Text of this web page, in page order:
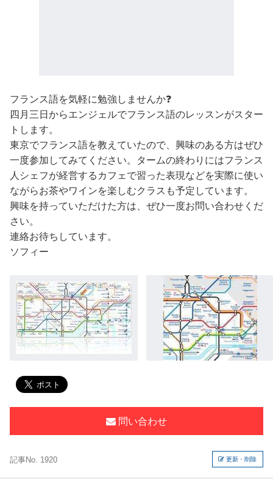
フランス語を気軽に勉強しませんか❓
四月三日からエンジェルでフランス語のレッスンがスター
トします。
東京でフランス語を教えていたので、興味のある方はぜひ
一度参加してみてください。タームの終わりにはフランス
人シェフが経営するカフェで習った表現などを実際に使い
ながらお茶やワインを楽しむクラスも予定しています。
興味を持っていただけた方は、ぜひ一度お問い合わせくだ
さい。
連絡お待ちしています。
ソフィー
問い合わせ
記事No. 1920 更新・削除